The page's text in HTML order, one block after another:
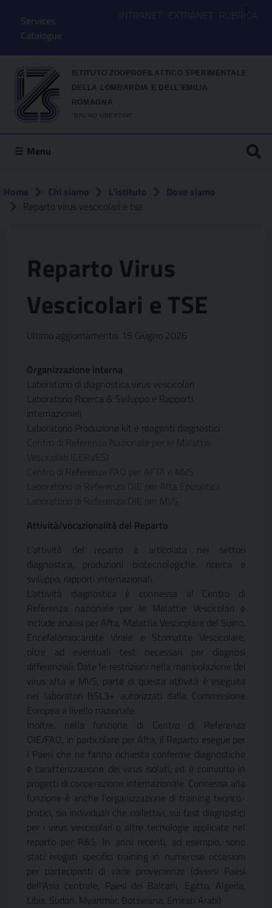
⋮
Services
Catalogue
INTRANET EXTRANET RUBRICA
ISTITUTO ZOOPROFILATTICO SPERIMENTALE
DELLA LOMBARDIA E DELL'EMILIA
ROMAGNA
"BRUNO UBERTINI"
Menu
Home Chi siamo L’istituto
Dove siamo
Reparto virus vescicolari e tse
Reparto Virus
Vescicolari e TSE
Ultimo aggiornamento: 15 Giugno 2026
Organizzazione interna
Laboratorio di diagnostica virus vescicolari
Laboratorio Ricerca & Sviluppo e Rapporti
internazionali
Laboratorio Produzione kit e reagenti diagnostici
Centro di Referenza Nazionale per le Malattie
Vescicolari (CERVES)
Centro di Referenza FAO per AFTA e MVS
Laboratorio di Referenza OIE per Afta Epizootica
Laboratorio di Referenza OIE per MVS
Attività/vocazionalità del Reparto
L’attività del reparto è articolata nei settori
diagnostica, produzioni biotecnologiche, ricerca e
sviluppo, rapporti internazionali.
L’attività diagnostica è connessa al Centro di
Referenza nazionale per le Malattie Vescicolari e
include analisi per Afta, Malattia Vescicolare del Suino,
Encefalomiocardite Virale e Stomatite Vescicolare,
oltre ad eventuali test necessari per diagnosi
differenziali. Date le restrizioni nella manipolazione dei
virus afta e MVS, parte di questa attività è eseguita
nei laboratori BSL3+ autorizzati dalla Commissione
Europea a livello nazionale.
Inoltre, nella funzione di Centro di Referenza
OIE/FAO, in particolare per Afta, il Reparto esegue per
i Paesi che ne fanno richiesta conferme diagnostiche
e caratterizzazione dei virus isolati, ed è coinvolto in
progetti di cooperazione internazionale. Connessa alla
funzione è anche l’organizzazione di training teorico-
pratici, sia individuali che collettivi, sui test diagnostici
per i virus vescicolari o altre tecnologie applicate nel
reparto per R&S. In anni recenti, ad esempio, sono
stati erogati specifici training in numerose occasioni
per partecipanti di varie provenienze (diversi Paesi
dell’Asia centrale, Paesi dei Balcani, Egitto, Algeria,
Libia, Sudan, Myanmar, Botswana, Emirati Arabi)